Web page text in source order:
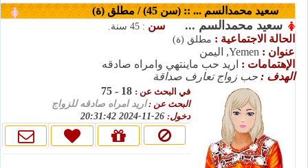
سعيد محمدالسم ... :: (سن 45) / مطلق (ة)
سعيد محمدالسم ... سن : 45 سنة.
الحالة الاجتماعية : مطلق (ة)
عنوان : Yemen, اليمن
الإهتمامات : اريد حب ماينتهي وامراه صادقه
الهدف : حب زواج تعارف صداقة
في البحث عن :
البحث عن :اريد امراه صادقه للزواج
دخول: